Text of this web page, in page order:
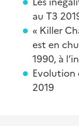
au T3
« Killer
est en
1990, à
Evolution
2019